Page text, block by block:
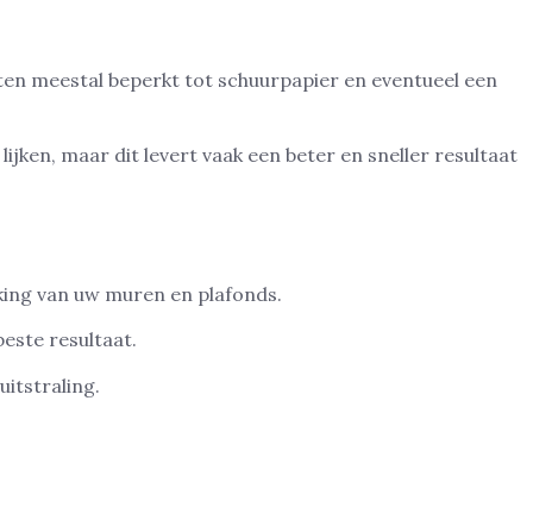
meestal beperkt tot schuurpapier en eventueel een
maar dit levert vaak een beter en sneller resultaat
van uw muren en plafonds.
resultaat.